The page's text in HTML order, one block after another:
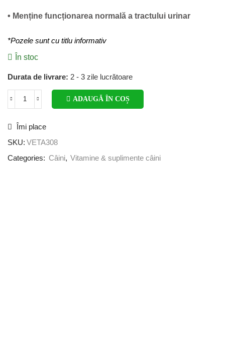
• Menține funcționarea normală a tractului urinar
*Pozele sunt cu titlu informativ
În stoc
Durata de livrare: 2 - 3 zile lucrătoare
ADAUGĂ ÎN COȘ
Îmi place
SKU: VETA308
Categories: Câini, Vitamine & suplimente câini